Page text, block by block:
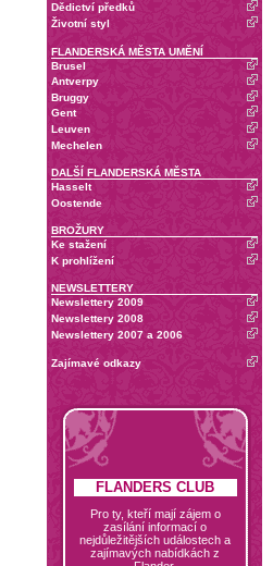
Dědictví předků
Životní styl
FLANDERSKÁ MĚSTA UMĚNÍ
Brusel
Antverpy
Bruggy
Gent
Leuven
Mechelen
DALŠÍ FLANDERSKÁ MĚSTA
Hasselt
Oostende
BROŽURY
Ke stažení
K prohlížení
NEWSLETTERY
Newslettery 2009
Newslettery 2008
Newslettery 2007 a 2006
Zajímavé odkazy
FLANDERS CLUB
Pro ty, kteří mají zájem o
zasílání informací o
nejdůležitějších událostech a
zajímavých nabídkách z